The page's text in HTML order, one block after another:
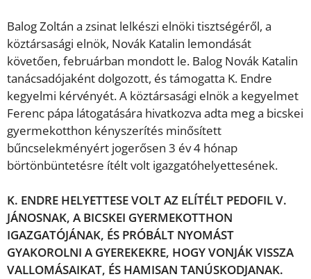
Balog Zoltán a zsinat lelkészi elnöki tisztségéről, a
köztársasági elnök, Novák Katalin lemondását
követően, februárban mondott le. Balog Novák Katalin
tanácsadójaként dolgozott, és támogatta K. Endre
kegyelmi kérvényét. A köztársasági elnök a kegyelmet
Ferenc pápa látogatására hivatkozva adta meg a bicskei
gyermekotthon kényszerítés minősített
bűncselekményért jogerősen 3 év 4 hónap
börtönbüntetésre ítélt volt igazgatóhelyettesének.
K. ENDRE HELYETTESE VOLT AZ ELÍTÉLT PEDOFIL V.
JÁNOSNAK, A BICSKEI GYERMEKOTTHON
IGAZGATÓJÁNAK, ÉS PRÓBÁLT NYOMÁST
GYAKOROLNI A GYEREKEKRE, HOGY VONJÁK VISSZA
VALLOMÁSAIKAT, ÉS HAMISAN TANÚSKODJANAK.